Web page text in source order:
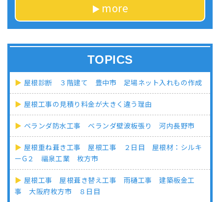
more
TOPICS
屋根診断 ３階建て 豊中市 足場ネット入れもの作成
屋根工事の見積り料金が大きく違う理由
ベランダ防水工事 ベランダ壁波板張り 河内長野市
屋根重ね葺き工事 屋根工事 ２日目 屋根材：シルキ
ーG２ 福泉工業 枚方市
屋根工事 屋根葺き替え工事 雨樋工事 建築板金工
事 大阪府枚方市 ８日目